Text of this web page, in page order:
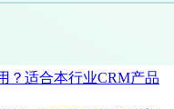
？适合本行业CRM产品